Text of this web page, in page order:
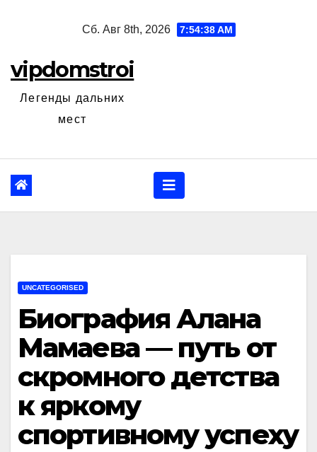
Сб. Авг 8th, 2026 7:54:39 AM
vipdomstroi
Легенды дальних
мест
UNCATEGORISED
Биография Алана
Мамаева — путь от
скромного детства
к яркому
спортивному успеху